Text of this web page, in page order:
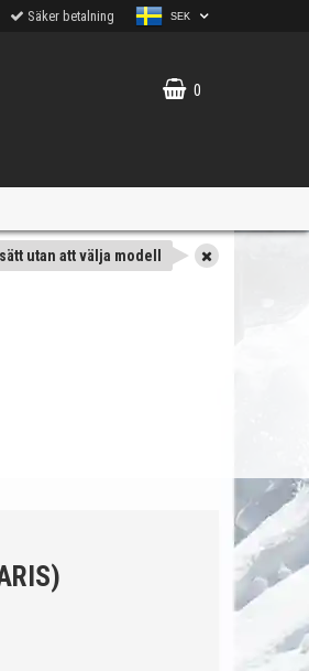
Säker betalning SEK
0
utan att välja modell